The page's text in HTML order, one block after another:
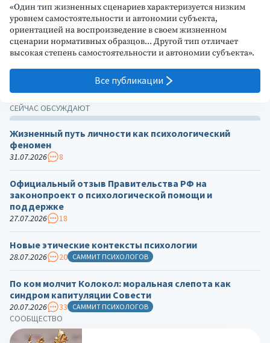
«Один тип жизненных сценариев характеризуется низким
уровнем самостоятельности и автономии субъекта,
ориентацией на воспроизведение в своем жизненном
сценарии нормативных образцов... Другой тип отличает
высокая степень самостоятельности и автономии субъекта».
Все публикации
СООБЩЕСТВО
СЕЙЧАС ОБСУЖДАЮТ
Жизненный путь личности как психологический
феномен
31.07.2026 8
Официальный отзыв Правительства РФ на
законопроект о психологической помощи и
поддержке
27.07.2026 18
Новые этические контексты психологии
28.07.2026 20 САММИТ ПСИХОЛОГОВ
По ком молчит Колокол: моральная слепота как
синдром капитуляции Совести
20.07.2026 33 САММИТ ПСИХОЛОГОВ